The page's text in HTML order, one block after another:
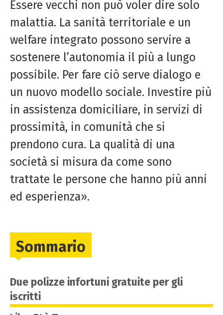
Essere vecchi non può voler dire solo
malattia. La sanità territoriale e un
welfare integrato possono servire a
sostenere l’autonomia il più a lungo
possibile. Per fare ciò serve dialogo e
un nuovo modello sociale. Investire più
in assistenza domiciliare, in servizi di
prossimità, in comunità che si
prendono cura. La qualità di una
società si misura da come sono
trattate le persone che hanno più anni
ed esperienza».
Sommario
Due polizze infortuni gratuite per gli
iscritti